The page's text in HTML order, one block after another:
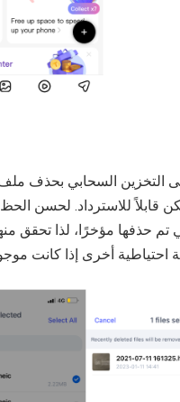
التخزين السحابي بحذف
حذفها مؤخرًا، لذا تحقق منها
احتياطية أخرى إذا كانت